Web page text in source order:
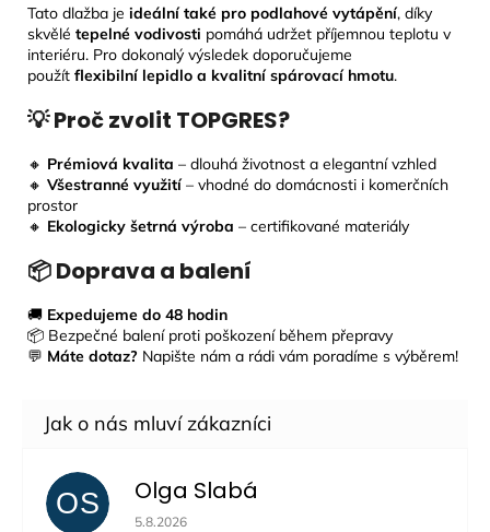
Tato dlažba je ideální také pro podlahové vytápění, díky
skvělé tepelné vodivosti pomáhá udržet příjemnou teplotu v
interiéru. Pro dokonalý výsledek doporučujeme
použít flexibilní lepidlo a kvalitní spárovací hmotu.
💡 Proč zvolit TOPGRES?
🔸 Prémiová kvalita – dlouhá životnost a elegantní vzhled
🔸 Všestranné využití – vhodné do domácnosti i komerčních
prostor
🔸 Ekologicky šetrná výroba – certifikované materiály
📦 Doprava a balení
🚚 Expedujeme do 48 hodin
📦 Bezpečné balení proti poškození během přepravy
💬 Máte dotaz? Napište nám a rádi vám poradíme s výběrem!
OS Olga Slabá
Hodnocení obchodu je 5 z 5 hvězdiček.
5.8.2026